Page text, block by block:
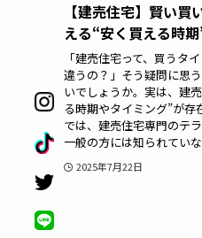
【建売住宅】賢い買
える“安く買える時
「建売住宅って、買うタ
違うの？」そう疑問に思
いでしょうか。実は、建
る時期やタイミング”が存
では、建売住宅専門のテ
一般の方には知られてい
2025年7月22日